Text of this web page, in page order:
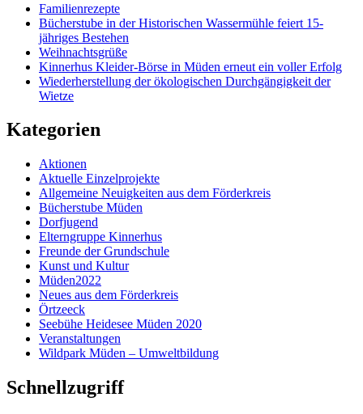
Familienrezepte
Bücherstube in der Historischen Wassermühle feiert 15-
jähriges Bestehen
Weihnachtsgrüße
Kinnerhus Kleider-Börse in Müden erneut ein voller Erfolg
Wiederherstellung der ökologischen Durchgängigkeit der
Wietze
Kategorien
Aktionen
Aktuelle Einzelprojekte
Allgemeine Neuigkeiten aus dem Förderkreis
Bücherstube Müden
Dorfjugend
Elterngruppe Kinnerhus
Freunde der Grundschule
Kunst und Kultur
Müden2022
Neues aus dem Förderkreis
Örtzeeck
Seebühe Heidesee Müden 2020
Veranstaltungen
Wildpark Müden – Umweltbildung
Schnellzugriff